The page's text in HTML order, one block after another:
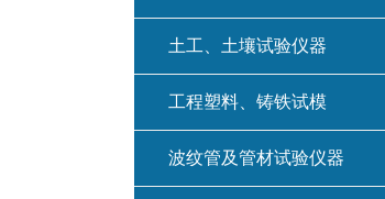
土工、土壤试验仪器
工程塑料、铸铁试模
波纹管及管材试验仪器